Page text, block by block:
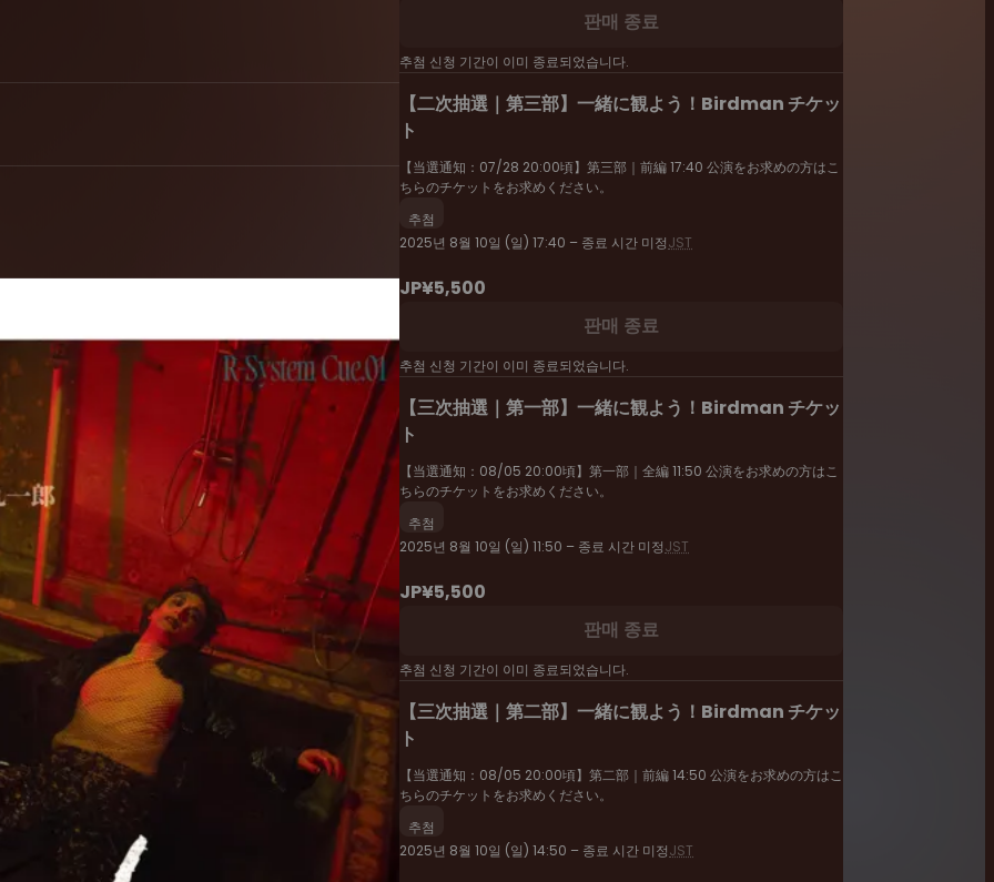
すので、
판매 종료
추첨 신청 기간이 이미 종료되었습니다.
【二次抽選｜第三部】一緒に観よう！Birdman チケッ
ト
【当選通知：07/28 20:00頃】第三部｜前編 17:40 公演をお求めの方はこ
ちらのチケットをお求めください。
추첨
2025년 8월 10일 (일) 17:40 – 종료 시간 미정JST
JP¥5,500
판매 종료
추첨 신청 기간이 이미 종료되었습니다.
【三次抽選｜第一部】一緒に観よう！Birdman チケッ
ト
【当選通知：08/05 20:00頃】第一部｜全編 11:50 公演をお求めの方はこ
ちらのチケットをお求めください。
추첨
2025년 8월 10일 (일) 11:50 – 종료 시간 미정JST
JP¥5,500
판매 종료
추첨 신청 기간이 이미 종료되었습니다.
【三次抽選｜第二部】一緒に観よう！Birdman チケッ
ト
【当選通知：08/05 20:00頃】第二部｜前編 14:50 公演をお求めの方はこ
ちらのチケットをお求めください。
추첨
2025년 8월 10일 (일) 14:50 – 종료 시간 미정JST